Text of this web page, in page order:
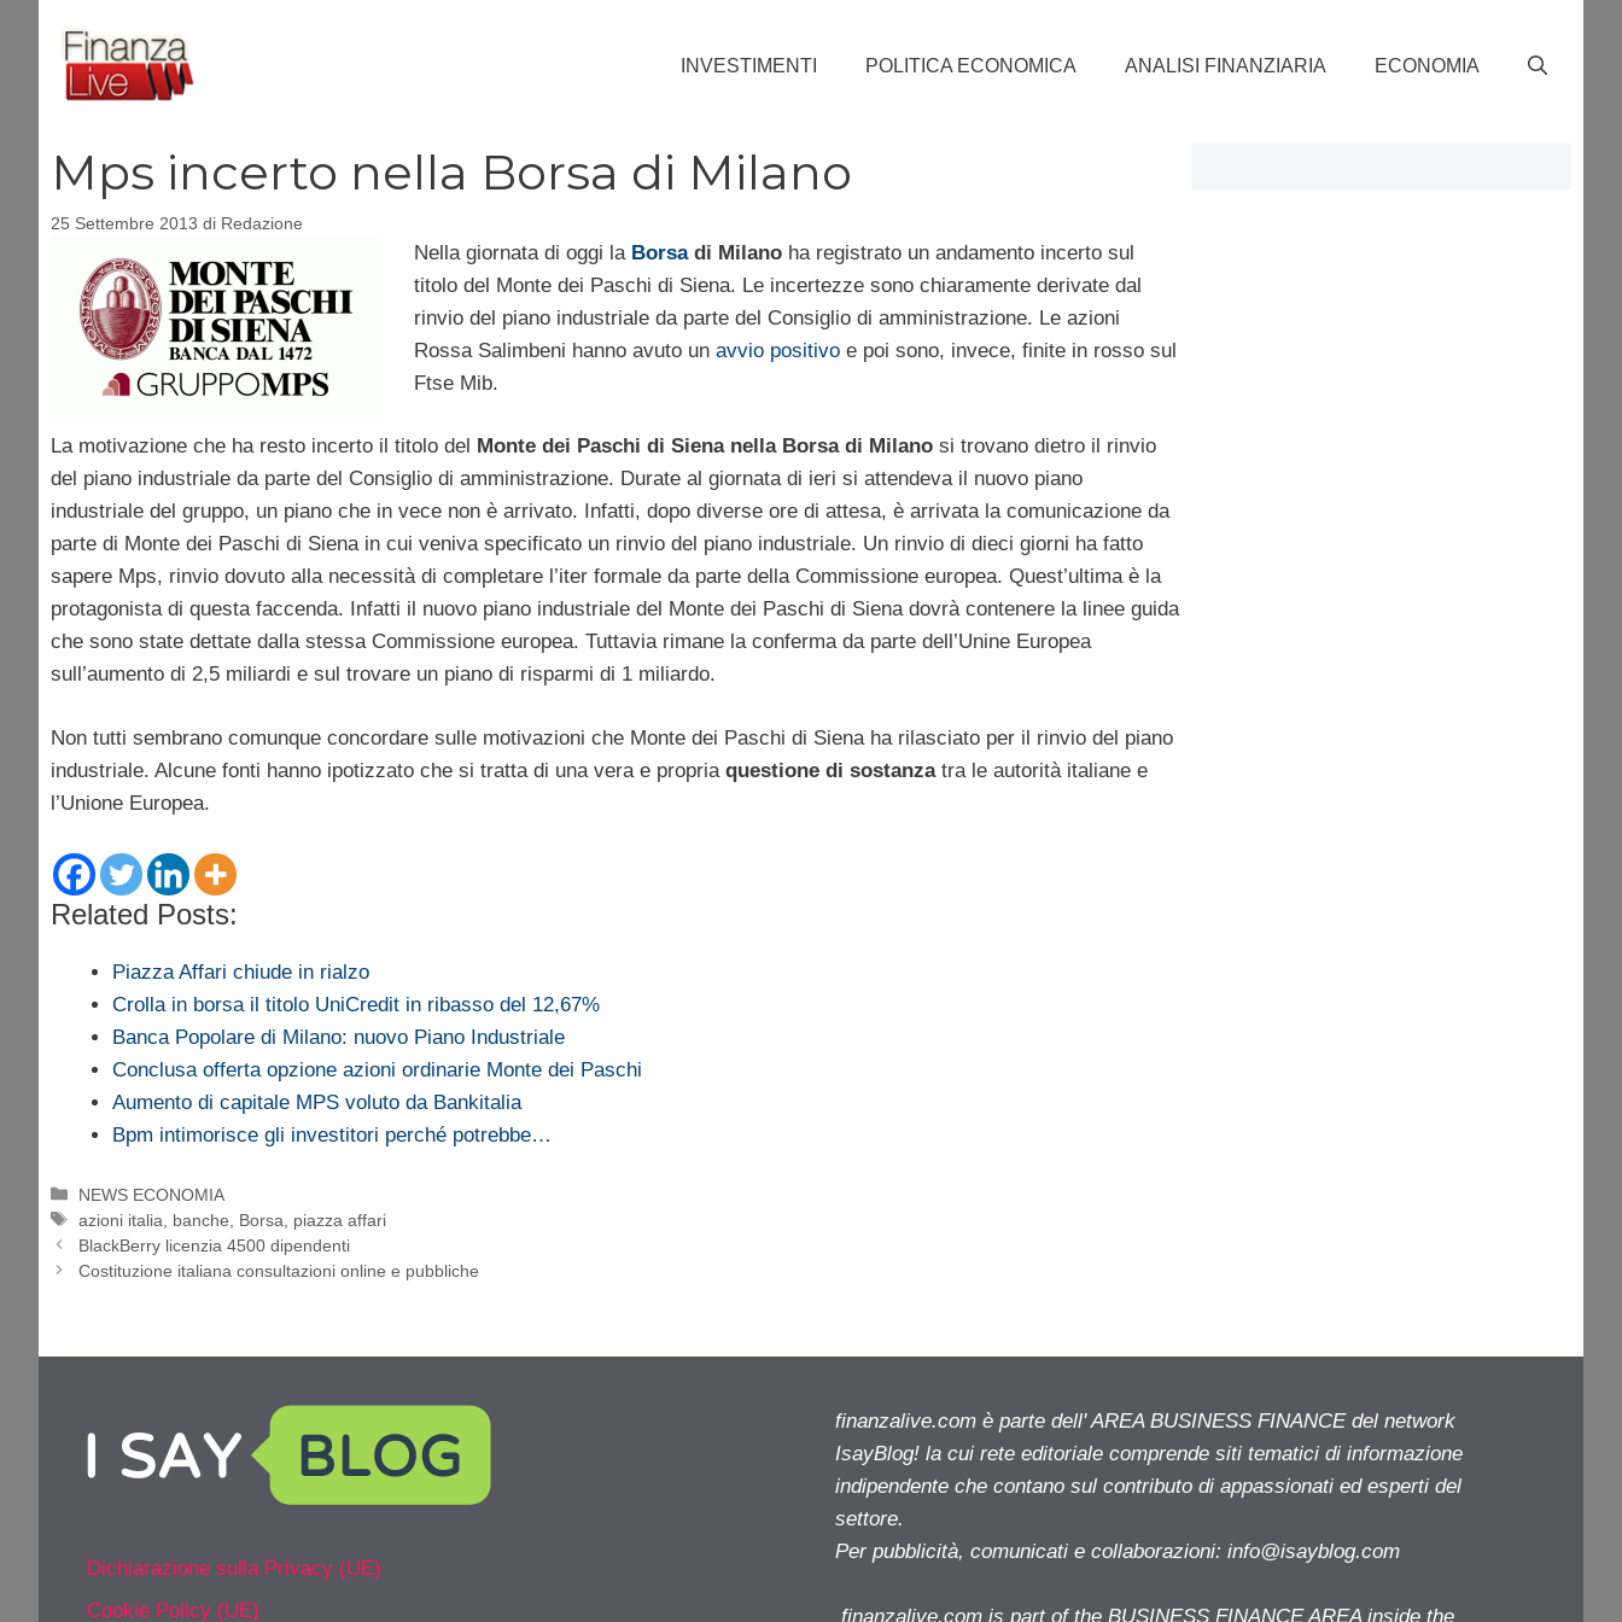
contenuto
INVESTIMENTI POLITICA ECONOMICA ANALISI FINANZIARIA ECONOMIA
Mps incerto nella Borsa di Milano
25 Settembre 2013 di Redazione
Nella giornata di oggi la Borsadi Milanoha registrato un andamento incerto sul
titolo del Monte dei Paschi di Siena. Le incertezze sono chiaramente derivate dal
rinvio del piano industriale da parte del Consiglio di amministrazione. Le azioni
Rossa Salimbeni hanno avuto un avvio positivoe poi sono, invece, finite in rosso sul
Ftse Mib.
La motivazione che ha resto incerto il titolo del Monte dei Paschi di Siena nella Borsa di Milano si trovano dietro il rinvio
del piano industriale da parte del Consiglio di amministrazione. Durate al giornata di ieri si attendeva il nuovo piano
industriale del gruppo, un piano che in vece non è arrivato. Infatti, dopo diverse ore di attesa, è arrivata la comunicazione da
parte di Monte dei Paschi di Siena in cui veniva specificato un rinvio del piano industriale. Un rinvio di dieci giorni ha fatto
sapere Mps, rinvio dovuto alla necessità di completare l’iter formale da parte della Commissione europea. Quest’ultima è la
protagonista di questa faccenda. Infatti il nuovo piano industriale del Monte dei Paschi di Siena dovrà contenere la linee guida
che sono state dettate dalla stessa Commissione europea. Tuttavia rimane la conferma da parte dell’Unine Europea
sull’aumento di 2,5 miliardi e sul trovare un piano di risparmi di 1 miliardo.
Non tutti sembrano comunque concordare sulle motivazioni che Monte dei Paschi di Siena ha rilasciato per il rinvio del piano
industriale. Alcune fonti hanno ipotizzato che si tratta di una vera e propria questione di sostanzatra le autorità italiane e
l’Unione Europea.
Related Posts:
Piazza Affari chiude in rialzo
Crolla in borsa il titolo UniCredit in ribasso del 12,67%
Banca Popolare di Milano: nuovo Piano Industriale
Conclusa offerta opzione azioni ordinarie Monte dei Paschi
Aumento di capitale MPS voluto da Bankitalia
Bpm intimorisce gli investitori perché potrebbe…
Categorie
NEWS ECONOMIA
Tag
azioni italia banche Borsa
piazza affari
BlackBerry licenzia 4500 dipendenti
Costituzione italiana consultazioni online e pubbliche
Dichiarazione sulla Privacy (UE)
Cookie Policy (UE)
finanzalive.com è parte dell' AREA BUSINESS FINANCE del network
IsayBlog! la cui rete editoriale comprende siti tematici di informazione
indipendente che contano sul contributo di appassionati ed esperti del
settore.
Per pubblicità, comunicati e collaborazioni: info@isayblog.com
finanzalive.com is part of the BUSINESS FINANCE AREA inside the